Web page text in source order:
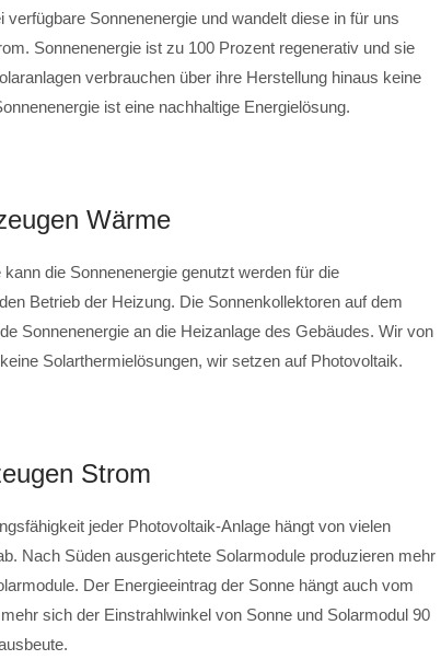
Sonnenenergie und wandelt diese in für uns
Sonnenenergie ist zu 100 Prozent regenerativ und sie
verbrauchen über ihre Herstellung hinaus keine
ist eine nachhaltige Energielösung.
Wärme
die Sonnenenergie genutzt werden für die
Betrieb der Heizung. Die Sonnenkollektoren auf dem
Sonnenenergie an die Heizanlage des Gebäudes. Wir von
Solarthermielösungen, wir setzen auf Photovoltaik.
Strom
jeder Photovoltaik-Anlage hängt von vielen
Nach Süden ausgerichtete Solarmodule produzieren mehr
Der Energieeintrag der Sonne hängt auch vom
sich der Einstrahlwinkel von Sonne und Solarmodul 90